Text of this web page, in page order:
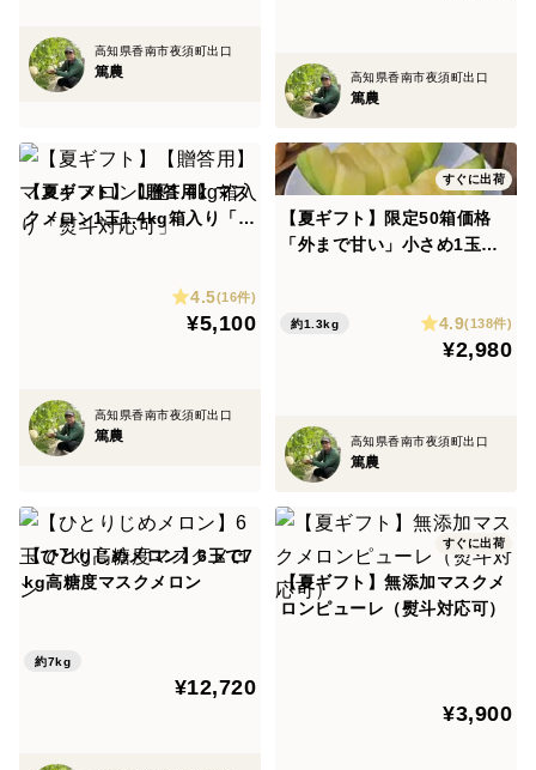
ポイントはつるの状態と側面に、ごくわずかの弾力があ
昔からマスクメロンはお見舞いに重宝されてきました。
メロンの網目になる傷が驚異的な回復力で盛り上がった
ものだからとも言われています。
その他、マスクメロンにGABAが豊富に含まれる事がわ
高知県香南市夜須町出口
篤農 高知県香南市夜須町出口
篤農
【夏ギフト】【贈答用】マス
クメロン1玉1.4kg箱入り「熨
4.5(16件)
¥5,100
高知県香南市夜須町出口
篤農
すぐに出荷
【夏ギフト】限定50箱価格
「外まで甘い」小さめ1玉箱
約1.3kg 4.9(138件)
¥2,980
高知県香南市夜須町出口
篤農
【ひとりじめメロン】6玉で7
kg高糖度マスクメロン
約7kg
¥12,720
すぐに出荷
【夏ギフト】無添加マスクメ
ロンピューレ（熨斗対応可）
¥3,900